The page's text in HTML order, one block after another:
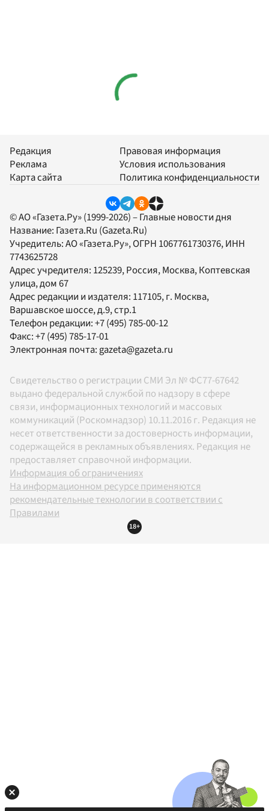
Редакция
Реклама
Карта сайта
Правовая информация
Условия использования
Политика конфиденциальности
© АО «Газета.Ру» (1999-2026) – Главные новости дня
Название: Газета.Ru (Gazeta.Ru)
Учредитель:АО «Газета.Ру», ОГРН 1067761730376, ИНН
7743625728
Адрес учредителя: 125239, Россия, Москва, Коптевская
улица, дом 67
Адрес редакции и издателя: 117105, г. Москва,
Варшавское шоссе, д.9, стр.1
Телефон редакции:+7 (495) 785-00-12
Факс:+7 (495) 785-17-01
Электронная почта: gazeta@gazeta.ru
Свидетельство о регистрации СМИ Эл № ФС77-67642
выдано федеральной службой по надзору в сфере
связи, информационных технологий и массовых
коммуникаций (Роскомнадзор) 10.11.2016 г. Редакция не
несет ответственности за достоверность информации,
содержащейся в рекламных объявлениях. Редакция не
предоставляет справочной информации.
Информация об ограничениях
На информационном ресурсе применяются
рекомендательные технологии в соответствии с
Правилами
18+